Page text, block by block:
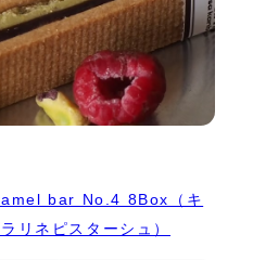
bar No.4 8Box（キ
リネピスターシュ）